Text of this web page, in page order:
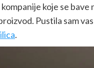
koje se bave
Pustila sam
.